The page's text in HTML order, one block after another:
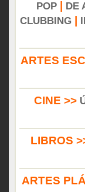
POP
DE
CLUBBING
ARTES
CINE >>
LIBROS
ARTES